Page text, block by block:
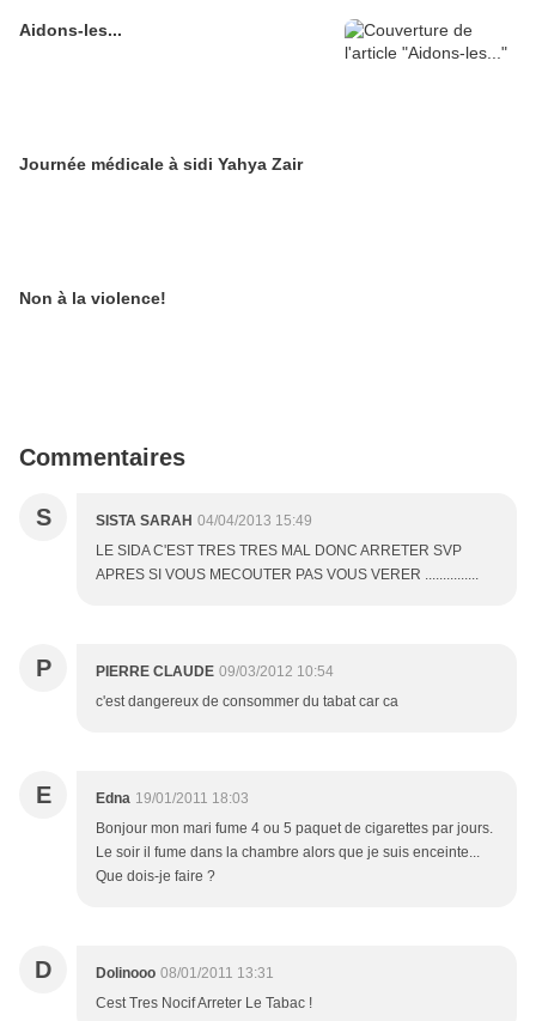
Aidons-les...
Journée médicale à sidi Yahya Zair
Non à la violence!
Commentaires
S SISTA SARAH 04/04/2013 15:49
LE SIDA C'EST TRES TRES MAL DONC ARRETER SVP
APRES SI VOUS MECOUTER PAS VOUS VERER ...............
P PIERRE CLAUDE 09/03/2012 10:54
c'est dangereux de consommer du tabat car ca
E Edna 19/01/2011 18:03
Bonjour mon mari fume 4 ou 5 paquet de cigarettes par jours.
Le soir il fume dans la chambre alors que je suis enceinte...
Que dois-je faire ?
D Dolinooo 08/01/2011 13:31
Cest Tres Nocif Arreter Le Tabac !